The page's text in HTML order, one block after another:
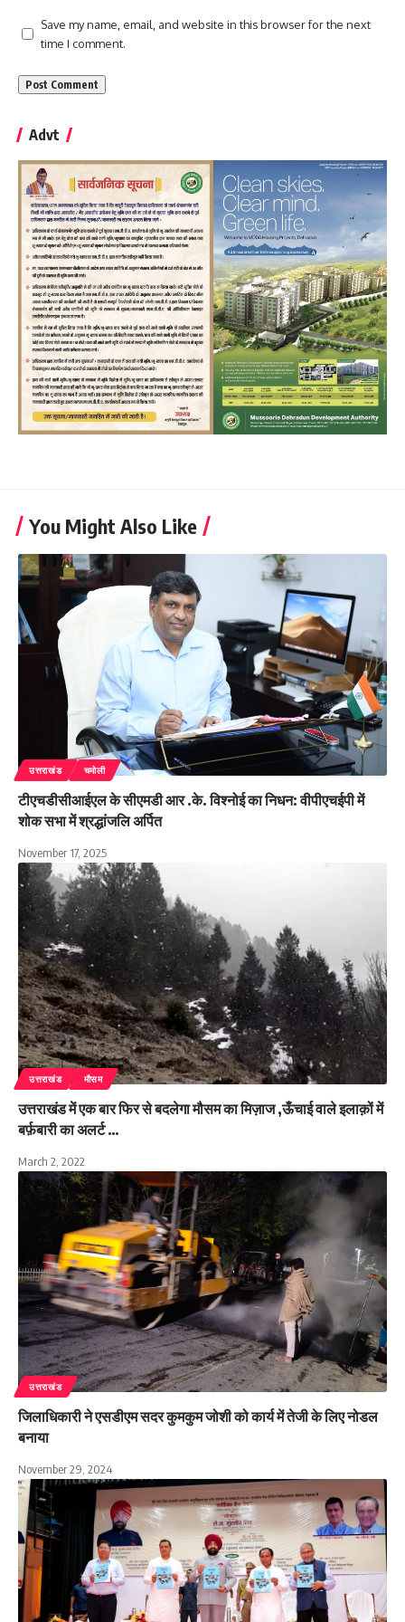
Save my name, email, and website in this browser for the next
time I comment.
Advt
You Might Also Like
उत्तराखंड चमोली
टीएचडीसीआईएल के सीएमडी आर .के. विश्‍नोई का निधन: वीपीएचईपी में
शोक सभा में श्रद्धांजलि अर्पित
November 17, 2025
उत्तराखंड मौसम
उत्तराखंड में एक बार फिर से बदलेगा मौसम का मिज़ाज ,ऊँचाई वाले इलाक़ों में
बर्फ़बारी का अलर्ट …
March 2, 2022
उत्तराखंड
जिलाधिकारी ने एसडीएम सदर कुमकुम जोशी को कार्य में तेजी के लिए नोडल
बनाया
November 29, 2024